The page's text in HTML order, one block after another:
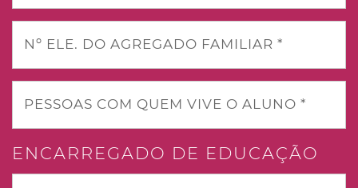
Nº ELE. DO AGREGADO FAMILIAR *
PESSOAS COM QUEM VIVE O ALUNO *
ENCARREGADO DE EDUCAÇÃO